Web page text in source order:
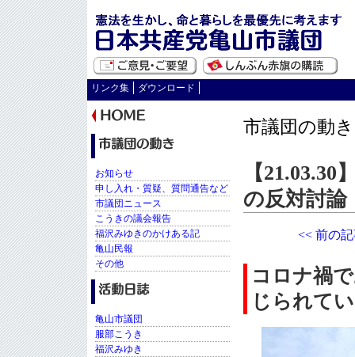
リンク集 ダウンロード
市議団の動
【
の反対討論
<< 前の
コロナ禍
じられて
お知らせ
申し入れ・質疑、質問通告など
市議団ニュース
こうきの議会報告
福沢みゆきのかけある記
亀山民報
その他
亀山市議団
服部こうき
福沢みゆき